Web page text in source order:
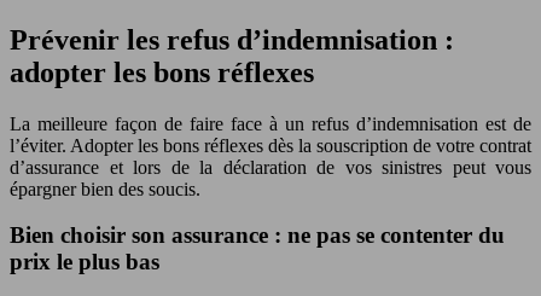
Prévenir les refus d’indemnisation :
adopter les bons réflexes
La meilleure façon de faire face à un refus d’indemnisation est de
l’éviter. Adopter les bons réflexes dès la souscription de votre contrat
d’assurance et lors de la déclaration de vos sinistres peut vous
épargner bien des soucis.
Bien choisir son assurance : ne pas se contenter du
prix le plus bas